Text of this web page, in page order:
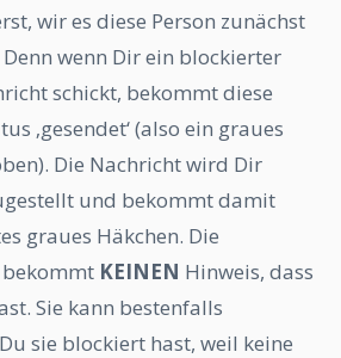
wir es diese Person zunächst
wenn Dir ein blockierter
schickt, bekommt diese
‚gesendet‘ (also ein graues
Die Nachricht wird Dir
und bekommt damit
graues Häkchen. Die
KEINEN Hinweis, dass
Sie kann bestenfalls
sie blockiert hast, weil keine